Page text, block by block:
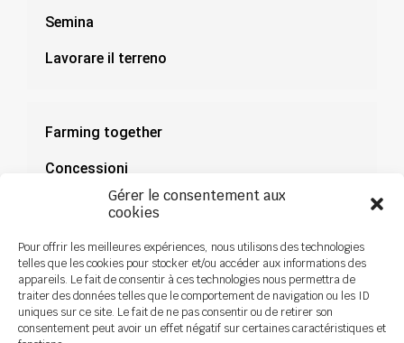
Gérer le consentement aux
cookies
Pour offrir les meilleures expériences, nous utilisons des technologies
telles que les cookies pour stocker et/ou accéder aux informations des
appareils. Le fait de consentir à ces technologies nous permettra de
traiter des données telles que le comportement de navigation ou les ID
uniques sur ce site. Le fait de ne pas consentir ou de retirer son
consentement peut avoir un effet négatif sur certaines caractéristiques et
Semina
Lavorare il terreno
Farming together
Concessioni
Documentazione
Notizie